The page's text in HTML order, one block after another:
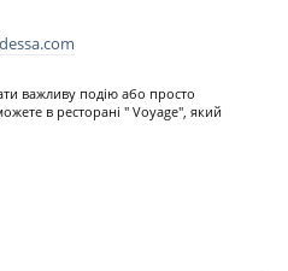
важливу подію або просто
в ресторані " Voyage", який